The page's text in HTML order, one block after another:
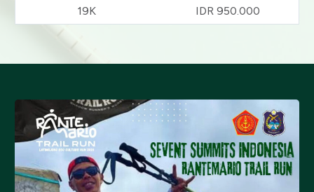
19K
IDR 950.000